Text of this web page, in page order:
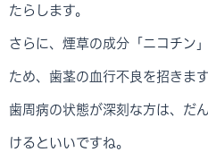
たらします。
さらに、煙草の成分「ニコチン
ため、歯茎の血行不良を招きます
歯周病の状態が深刻な方は、だ
けるといいですね。